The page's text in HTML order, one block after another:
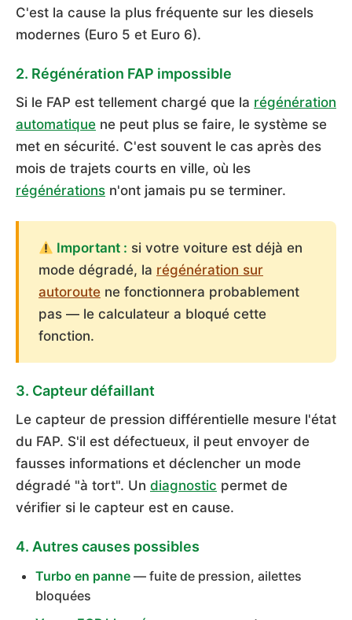
C'est la cause la plus fréquente sur les diesels
modernes (Euro 5 et Euro 6).
2. Régénération FAP impossible
Si le FAP est tellement chargé que la régénération
automatique ne peut plus se faire, le système se
met en sécurité. C'est souvent le cas après des
mois de trajets courts en ville, où les
régénérations n'ont jamais pu se terminer.
Important : si votre voiture est déjà en
mode dégradé, la régénération sur
autoroute ne fonctionnera probablement
pas — le calculateur a bloqué cette
fonction.
3. Capteur défaillant
Le capteur de pression différentielle mesure l'état
du FAP. S'il est défectueux, il peut envoyer de
fausses informations et déclencher un mode
dégradé "à tort". Un diagnostic permet de
vérifier si le capteur est en cause.
4. Autres causes possibles
Turbo en panne — fuite de pression, ailettes
bloquées